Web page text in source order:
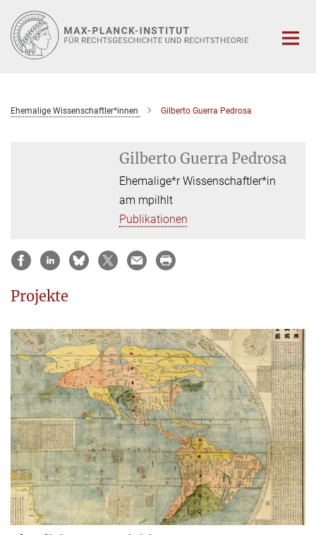
Hauptinhalt
Ehemalige Wissenschaftler*innen Gilberto Guerra Pedrosa
Gilberto Guerra Pedrosa
Ehemalige*r Wissenschaftler*in
am mpilhlt
Publikationen
Projekte